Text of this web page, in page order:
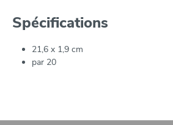
Spécifications
21,6 x 1,9 cm
par 20